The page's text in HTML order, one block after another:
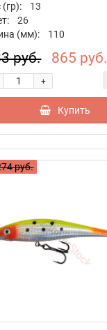
(гр):
13
26
(мм):
110
руб. 865 руб.
+
Купить
руб.